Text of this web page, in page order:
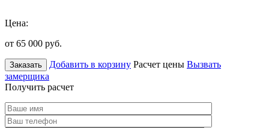
Цена:
от 65 000 руб.
Заказать Добавить в корзину Расчет цены Вызвать
замерщика
Получить расчет